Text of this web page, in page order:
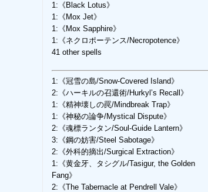
1:《Black Lotus》
1:《Mox Jet》
1:《Mox Sapphire》
1:《ネクロポーテンス/Necropotence》
41 other spells
1:《冠雪の島/Snow-Covered Island》
2:《ハーキルの召還術/Hurkyl’s Recall》
1:《精神壊しの罠/Mindbreak Trap》
1:《神秘の論争/Mystical Dispute》
2:《魂標ランタン/Soul-Guide Lantern》
3:《鋼の妨害/Steel Sabotage》
2:《外科的摘出/Surgical Extraction》
1:《黄金牙、タシグル/Tasigur, the Golden
Fang》
2:《The Tabernacle at Pendrell Vale》